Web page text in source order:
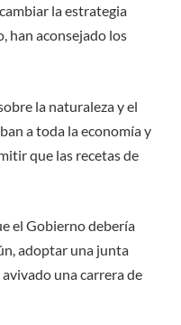
la estrategia
han aconsejado los
la naturaleza y el
a toda la economía y
que las recetas de
el Gobierno debería
adoptar una junta
una carrera de